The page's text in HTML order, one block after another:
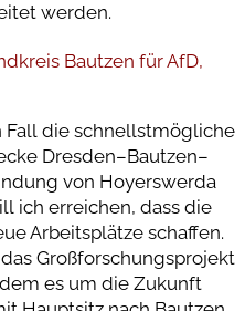
werden.
Bautzen für AfD,
Fall die schnellstmögliche
Dresden–Bautzen–
von Hoyerswerda
ich erreichen, dass die
Arbeitsplätze schaffen.
Großforschungsprojekt
dem es um die Zukunft